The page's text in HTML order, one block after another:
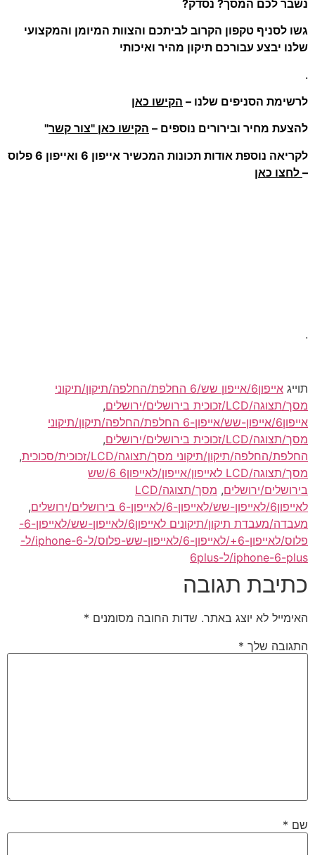
נשבר לכם המסך? נסדק?
גשו לסניף טקפון הקרוב לביתכם והצוות המיומן והמקצועי
שלנו יבצע עבורכם תיקון מהיר ואיכותי
.
לרשימת הסניפים שלנו – הקישו כאן
להצעת מחיר ובירורים נוספים – הקישו כאן "צור קשר"
לקריאה נוספת אודות תכונות המכשיר אייפון 6 ואייפון 6 פלוס
– לחצו כאן
.
תוייג
אייפון6/אייפון שש/6 החלפת/החלפה/תיקון/תיקוני
מסך/תצוגה/LCD/זכוכית בירושלים/ירושלים
,
אייפון6/אייפון-שש/אייפון-6 החלפת/החלפה/תיקון/תיקוני
מסך/תצוגה/LCD/זכוכית בירושלים/ירושלים
,
החלפת/החלפה/תיקון/תיקוני מסך/תצוגה/LCD/זכוכית/סכוכית
,
מסך/תצוגה/LCD לאייפון/אייפון/לאייפון6 6/שש
בירושלים/ירושלים,
מסך/תצוגה/LCD
לאייפון6/לאייפון-שש/לאייפון-6/לאייפון-6 בירושלים/ירושלים
,
מעבדה/מעבדת תיקון/תיקונים לאייפון6/לאייפון-שש/לאייפון-6-
פלוס/לאייפון-6+/לאייפון-6/לאייפון-שש-פלוס/ל-iphone-6/ל-
iphone-6-plus/ל-6plus
כתיבת תגובה
האימייל לא יוצג באתר. שדות החובה מסומנים *
התגובה שלך *
שם *